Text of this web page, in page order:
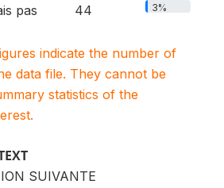
pas 44 3%
indicate the number of
data file. They cannot be
statistics of the
SUIVANTE